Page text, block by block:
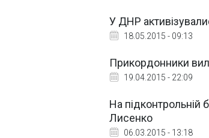
У ДНР
18.05.2015 - 09:13
Прикордонники
19.04.2015 - 22:09
На підконтрольній
Лисенко
06.03.2015 - 13:18